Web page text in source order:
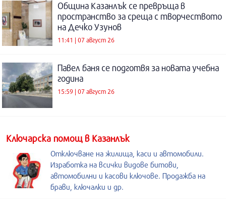
Община Казанлък се превръща в
пространство за среща с творчеството
на Дечко Узунов
11:41 | 07 август 26
Павел баня се подготвя за новата учебна
година
15:59 | 07 август 26
Kлючарска помощ в Казанлък
Отключване на жилища, каси и автомобили.
Изработка на всички видове битови,
автомобилни и касови ключове. Продажба на
брави, ключалки и др.